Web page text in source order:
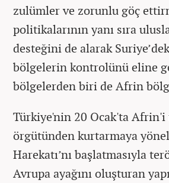
zulümler ve zorunlu göç
politikalarının yanı sıra
desteğini de alarak
bölgelerin kontrolünü eline
bölgelerden biri de Afrin
Türkiye'nin 20 Ocak'ta
örgütünden kurtarmaya
Harekatı’nı başlatmasıyla
Avrupa ayağını oluşturan